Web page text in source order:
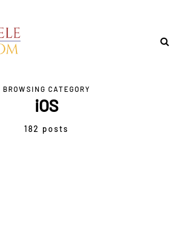
BROWSING CATEGORY
iOS
182 posts